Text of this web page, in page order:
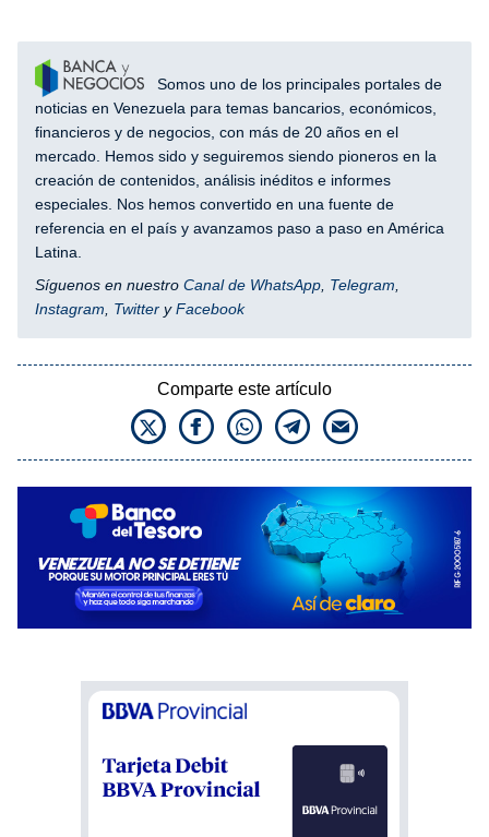
Somos uno de los principales portales de
noticias en Venezuela para temas bancarios, económicos,
financieros y de negocios, con más de 20 años en el
mercado. Hemos sido y seguiremos siendo pioneros en la
creación de contenidos, análisis inéditos e informes
especiales. Nos hemos convertido en una fuente de
referencia en el país y avanzamos paso a paso en América
Latina.
Síguenos en nuestro Canal de WhatsApp, Telegram,
Instagram, Twitter yFacebook
Comparte este artículo